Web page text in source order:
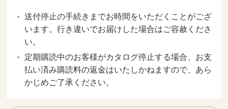
送付停止の手続きまでお時間をいただくことがござ
います。行き違いでお届けした場合はご容赦くださ
い。
定期購読中のお客様がカタログ停止する場合、お支
払い済み購読料の返金はいたしかねますので、あら
かじめご了承ください。